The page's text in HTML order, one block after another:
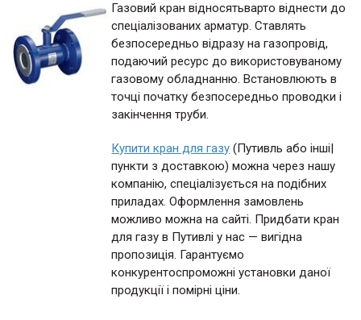
Газовий кран відносятьварто віднести до
спеціалізованих арматур. Ставлять
безпосередньо відразу на газопровід,
подаючий ресурс до використовуваному
газовому обладнанню. Встановлюють в
точці початку безпосередньо проводки і
закінчення труби.
Купити кран для газу (Путивль або інші|
пункти з доставкою) можна через нашу
компанію, спеціалізується на подібних
приладах. Оформлення замовлень
можливо можна на сайті. Придбати кран
для газу в Путивлі у нас — вигідна
пропозиція. Гарантуємо
конкурентоспроможні установки даної
продукції і помірні ціни.